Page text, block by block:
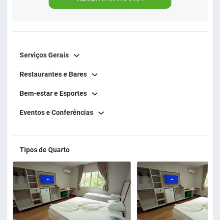
comida caseira, cardápio de dar água na boca atendendo
Serviços Gerais
Restaurantes e Bares
Bem-estar e Esportes
Eventos e Conferências
Tipos de Quarto